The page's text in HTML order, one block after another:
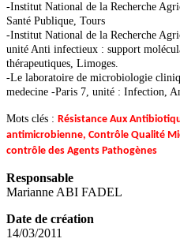
-Institut National de la Recherche
Santé Publique, Tours
-Institut National de la Recherche
unité Anti infectieux : support
thérapeutiques, Limoges.
-Le laboratoire de microbiologie
medecine -Paris 7, unité : Infection,
Mots clés : Résistance Aux
antimicrobienne, Contrôle Qualité
contrôle des Agents Pathogènes
Responsable
Marianne ABI FADEL
Date de création
14/03/2011